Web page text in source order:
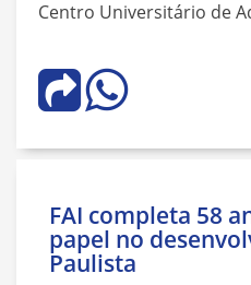
Centro Universitário de
FAI completa 58
papel no
Paulista